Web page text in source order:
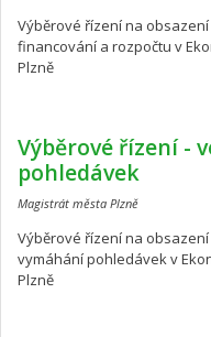
Výběrové řízení na
financování a rozpočtu v
Plzně
Výběrové řízení -
pohledávek
Magistrát města Plzně
Výběrové řízení na
vymáhání pohledávek v
Plzně